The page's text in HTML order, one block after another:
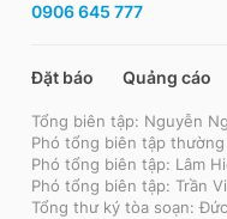
0906 645 777
Đặt báo Quảng cáo
Tổng biên tập: Nguyễn
Phó tổng biên tập
Phó tổng biên tập: Lâm
Phó tổng biên tập: Trần
Tổng thư ký tòa soạn: